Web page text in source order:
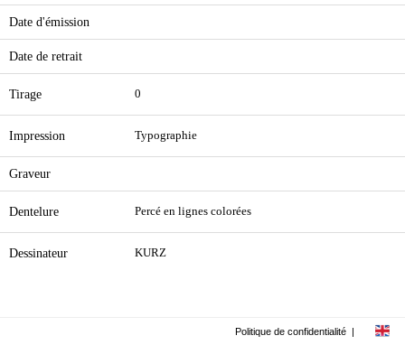
Date d'émission
Date de retrait
Tirage 0
Impression Typographie
Graveur
Dentelure Percé en lignes colorées
Dessinateur KURZ
Politique de confidentialité |